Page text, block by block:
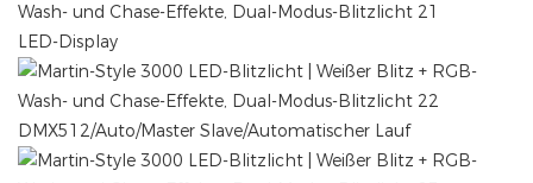
LED-Display
DMX512/Auto/Master Slave/Automatischer Lauf